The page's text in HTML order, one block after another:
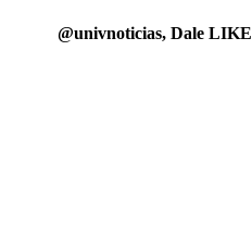
@univnoticias, Dale LIKE